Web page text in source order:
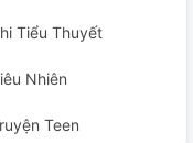
Tiểu Thuyết
Nhiên
Teen